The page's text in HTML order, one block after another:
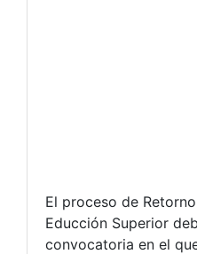
El proceso de
Educción Superior
convocatoria en el